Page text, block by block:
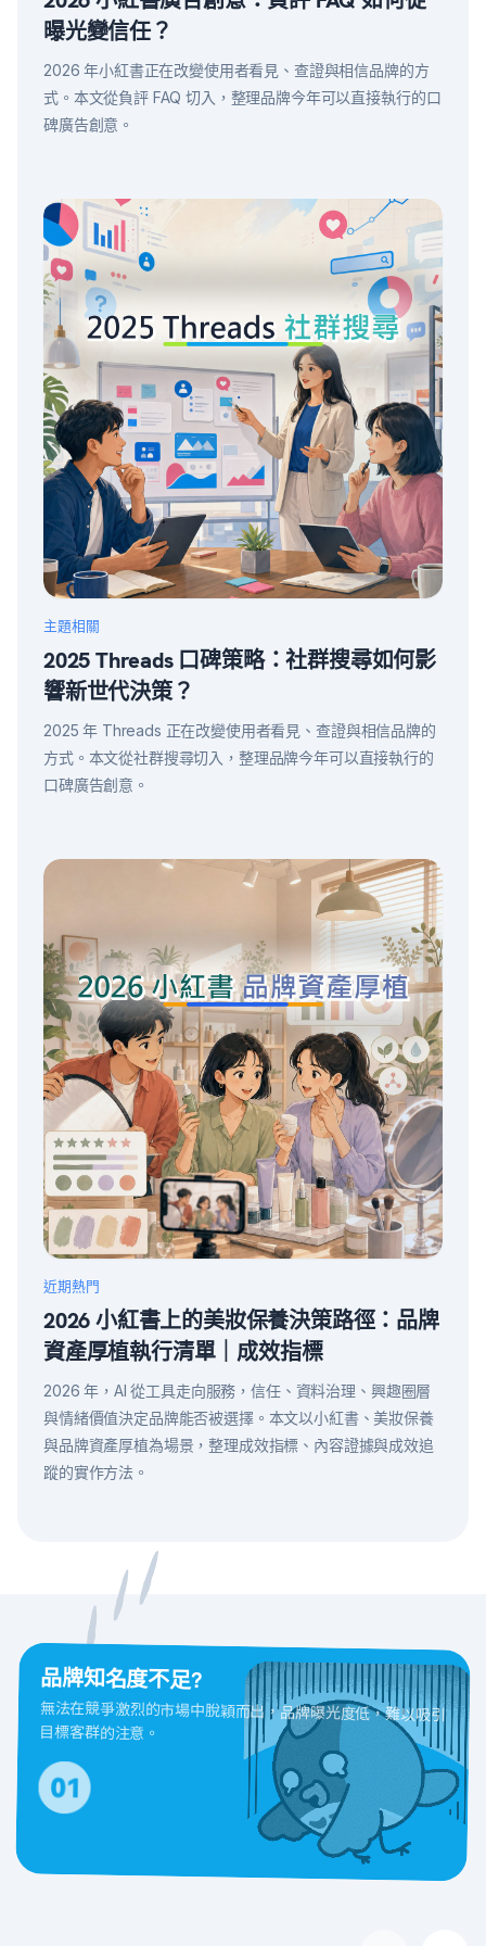
曝光變信任？
2026 年小紅書正在改變使用者看見、查證與相信品牌的方
式。本文從負評 FAQ 切入，整理品牌今年可以直接執行的口
碑廣告創意。
主題相關
2025 Threads 口碑策略：社群搜尋如何影
響新世代決策？
2025 年 Threads 正在改變使用者看見、查證與相信品牌的
方式。本文從社群搜尋切入，整理品牌今年可以直接執行的
口碑廣告創意。
近期熱門
2026 小紅書上的美妝保養決策路徑：品牌
資產厚植執行清單｜成效指標
2026 年，AI 從工具走向服務，信任、資料治理、興趣圈層
與情緒價值決定品牌能否被選擇。本文以小紅書、美妝保養
與品牌資產厚植為場景，整理成效指標、內容證據與成效追
蹤的實作方法。
品牌知名度不足?
無法在競爭激烈的市場中脫穎而出，品牌曝光度低，難以吸引
目標客群的注意。